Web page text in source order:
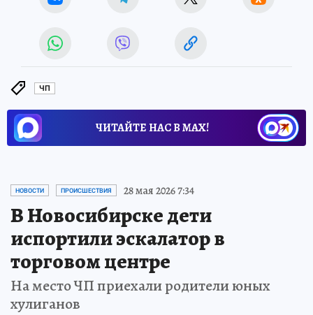
ЧП
ЧИТАЙТЕ НАС В МАХ!
НОВОСТИ ПРОИСШЕСТВИЯ 28 мая 2026 7:34
В Новосибирске дети
испортили эскалатор в
торговом центре
На место ЧП приехали родители юных
хулиганов